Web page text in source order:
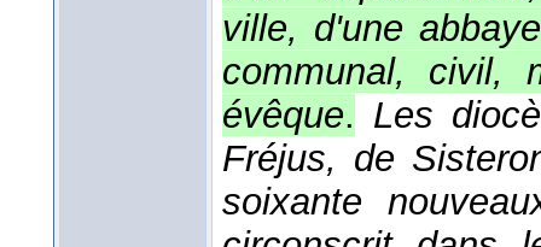
ville, d'une
communal, civil,
évêque. Les
Fréjus, de
soixante